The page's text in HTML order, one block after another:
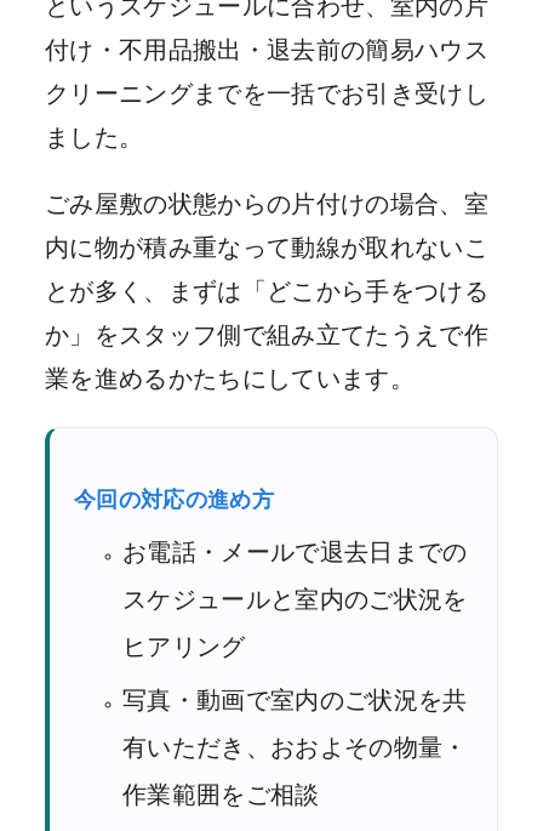
というスケジュールに合わせ、室内の片
付け・不用品搬出・退去前の簡易ハウス
クリーニングまでを一括でお引き受けし
ました。
ごみ屋敷の状態からの片付けの場合、室
内に物が積み重なって動線が取れないこ
とが多く、まずは「どこから手をつける
か」をスタッフ側で組み立てたうえで作
業を進めるかたちにしています。
今回の対応の進め方
お電話・メールで退去日までの
スケジュールと室内のご状況を
ヒアリング
写真・動画で室内のご状況を共
有いただき、おおよその物量・
作業範囲をご相談